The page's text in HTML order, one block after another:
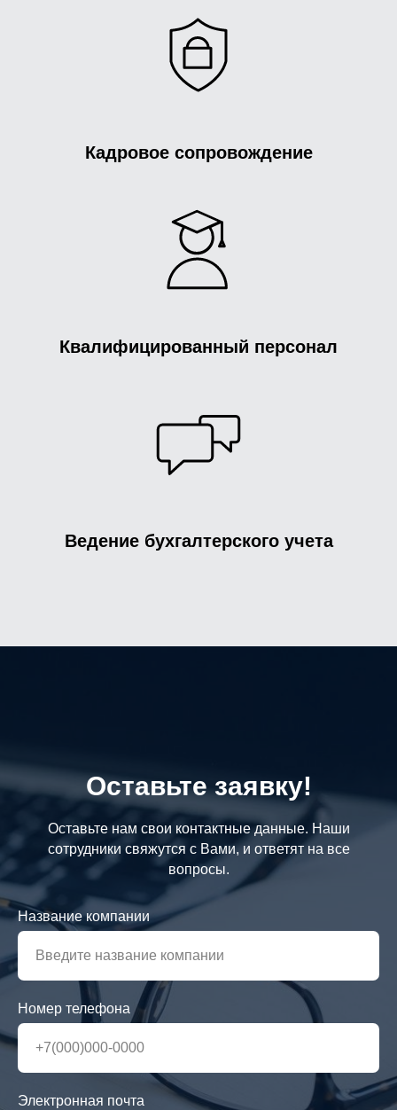
Кадровое сопровождение
Квалифицированный персонал
Ведение бухгалтерского учета
Оставьте заявку!
Оставьте нам свои контактные данные. Наши
сотрудники свяжутся с Вами, и ответят на все
вопросы.
Название компании
Номер телефона
Электронная почта